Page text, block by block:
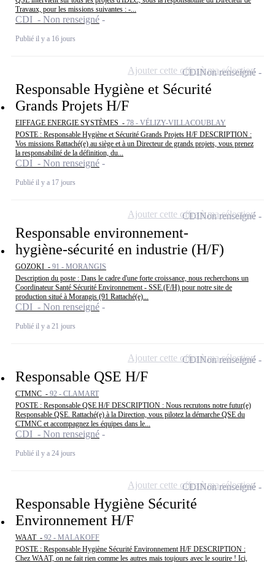
Travaux, pour les missions suivantes : -...
CDI - Non renseigné
Publié il y a 16 jours
Responsable Hygiène et Sécurité
Grands Projets H/F
EIFFAGE ENERGIE SYSTÈMES - 78 - VÉLIZY-VILLACOUBLAY
POSTE : Responsable Hygiène et Sécurité Grands Projets H/F DESCRIPTION :
Vos missions Rattaché(e) au siège et à un Directeur de grands projets, vous prenez
la responsabilité de la définition, du...
CDI - Non renseigné
Publié il y a 17 jours
CDINon renseigné
Ajouter cette offre à ma sélection
Responsable environnement-
hygiène-sécurité en industrie (H/F)
GOZOKI - 91 - MORANGIS
Description du poste : Dans le cadre d'une forte croissance, nous recherchons un
Coordinateur Santé Sécurité Environnement - SSE (F/H) pour notre site de
production situé à Morangis (91 Rattaché(e)...
CDI - Non renseigné
Publié il y a 21 jours
CDINon renseigné
Ajouter cette offre à ma sélection
Responsable QSE H/F
CTMNC - 92 - CLAMART
POSTE : Responsable QSE H/F DESCRIPTION : Nous recrutons notre futur(e)
Responsable QSE. Rattaché(e) à la Direction, vous pilotez la démarche QSE du
CTMNC et accompagnez les équipes dans le...
CDI - Non renseigné
Publié il y a 24 jours
CDINon renseigné
Ajouter cette offre à ma sélection
Responsable Hygiène Sécurité
Environnement H/F
WAAT - 92 - MALAKOFF
POSTE : Responsable Hygiène Sécurité Environnement H/F DESCRIPTION :
Chez WAAT, on ne fait rien comme les autres mais toujours avec le sourire ! Ici,
CDINon renseigné
Ajouter cette offre à ma sélection